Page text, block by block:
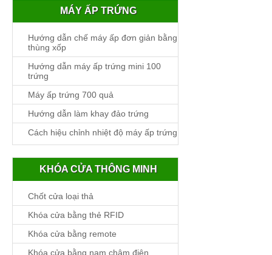
MÁY ẤP TRỨNG
Hướng dẫn chế máy ấp đơn giản bằng
thùng xốp
Hướng dẫn máy ấp trứng mini 100
trứng
Máy ấp trứng 700 quả
Hướng dẫn làm khay đảo trứng
Cách hiệu chỉnh nhiệt độ máy ấp trứng
KHÓA CỬA THÔNG MINH
Chốt cửa loại thả
Khóa cửa bằng thẻ RFID
Khóa cửa bằng remote
Khóa cửa bằng nam châm điện